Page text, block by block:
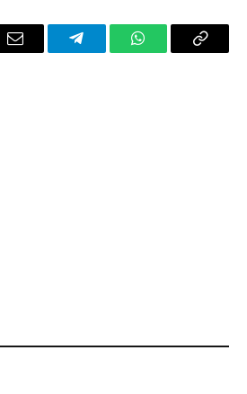
Email TelegramWhatsAppCopy